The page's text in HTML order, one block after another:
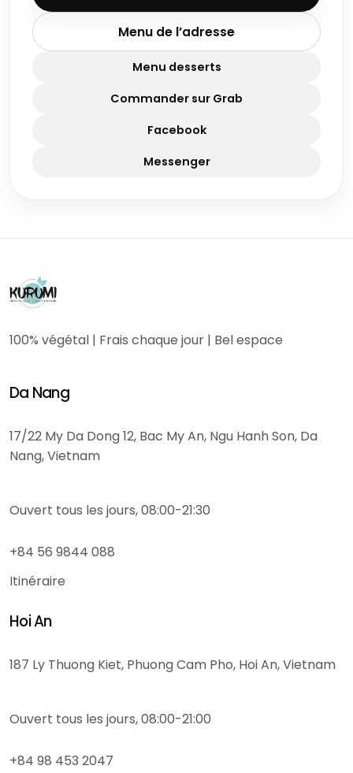
Menu de l’adresse
Menu desserts
Commander sur Grab
Facebook
Messenger
100% végétal | Frais chaque jour | Bel espace
Da Nang
17/22 My Da Dong 12, Bac My An, Ngu Hanh Son, Da
Nang, Vietnam
Ouvert tous les jours, 08:00-21:30
+84 56 9844 088
Itinéraire
Hoi An
187 Ly Thuong Kiet, Phuong Cam Pho, Hoi An, Vietnam
Ouvert tous les jours, 08:00-21:00
+84 98 453 2047